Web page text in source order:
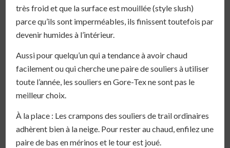
très froid et que la surface est mouillée (style slush)
parce qu’ils sont imperméables, ils finissent toutefois par
devenir humides à l’intérieur.
Aussi pour quelqu’un qui a tendance à avoir chaud
facilement ou qui cherche une paire de souliers à utiliser
toute l’année, les souliers en Gore-Tex ne sont pas le
meilleur choix.
À la place : Les crampons des souliers de trail ordinaires
adhèrent bien à la neige. Pour rester au chaud, enfilez une
paire de bas en mérinos et le tour est joué.